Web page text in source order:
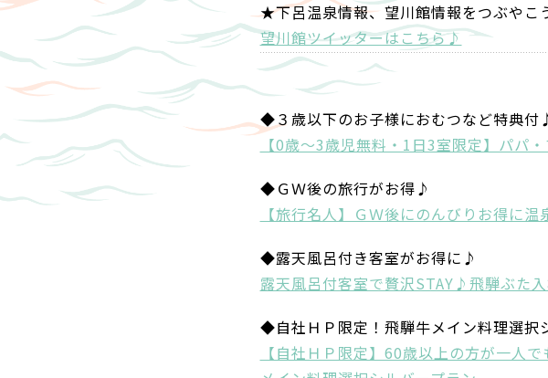
★下呂温泉情報、望川館情報をつぶやこ
望川館ツイッターはこちら♪
◆３歳以下のお子様におむつなど特典付
【0歳～3歳児無料・1日3室限定】パパ
◆ＧＷ後の旅行がお得♪
【旅行名人】ＧＷ後にのんびりお得に
◆露天風呂付き客室がお得に♪
露天風呂付客室で贅沢STAY♪飛騨ぶた
◆自社ＨＰ限定！飛騨牛メイン料理選択
【自社ＨＰ限定】60歳以上の方が一人